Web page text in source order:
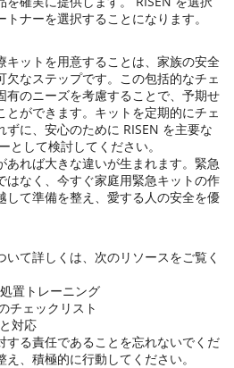
ナーを選択することになります。
キットを用意することは、家族の安全
欠なステップです。この包括的なチェ
有のニーズを考慮することで、予期せ
ができます。キットを定期的にチェ
ずに、安心のために RISEN を主要な
として検討してください。
れば大きな違いが生まれます。緊急
はなく、今すぐ家庭用緊急キットの作
して準備を整え、愛する人の安全を優
て詳しくは、次のリソースをご覧く
置トレーニング
チェックリスト
対応
する責任であることを忘れないでくだ
、積極的に行動してください。